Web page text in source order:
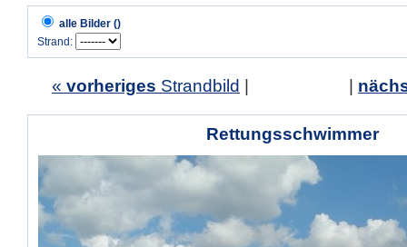
alle Bilder ()
Strand:
« vorheriges Strandbild
Rettungsschwimmer